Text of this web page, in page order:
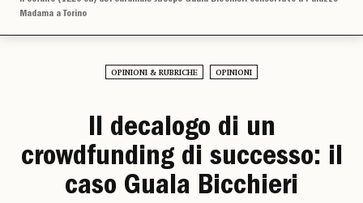
Madama a Torino
OPINIONI & RUBRICHE OPINIONI
Il decalogo di un
crowdfunding di successo: il
caso Guala Bicchieri